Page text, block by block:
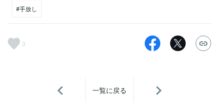
#手放し
3
一覧に戻る